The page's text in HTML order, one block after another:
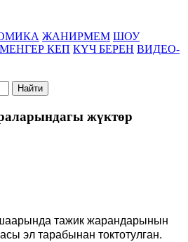
ЖАНИРМЕМ ШОУ
КЕП КҮЧ БЕРЕН ВИДЕО-
Найти
жүктөр
тажик жарандарынын
эл тарабынан токтотулган.